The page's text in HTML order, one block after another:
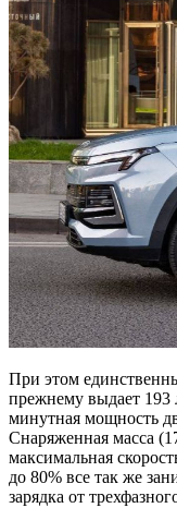
При этом
прежнему выдает 193
минутная мощность
Снаряженная масса
максимальная
до 80% все так же
зарядка от